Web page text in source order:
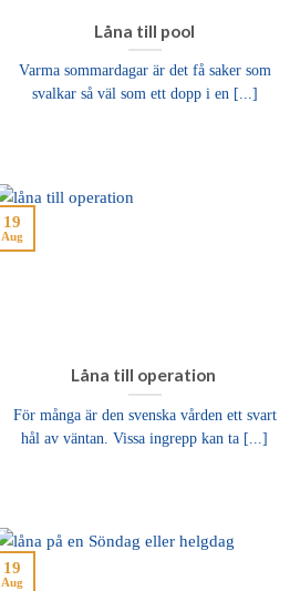
Låna till pool
Varma sommardagar är det få saker som
svalkar så väl som ett dopp i en [...]
Låna till operation
För många är den svenska vården ett svart
hål av väntan. Vissa ingrepp kan ta [...]
19
Aug
19
Aug